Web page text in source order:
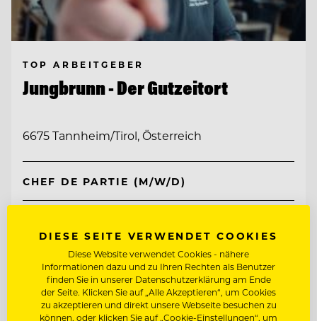
TOP ARBEITGEBER
Jungbrunn - Der Gutzeitort
6675 Tannheim/Tirol, Österreich
CHEF DE PARTIE (M/W/D)
Entdecke alle Jobs
DIESE SEITE VERWENDET COOKIES
Diese Website verwendet Cookies - nähere
Informationen dazu und zu Ihren Rechten als Benutzer
finden Sie in unserer Datenschutzerklärung am Ende
der Seite. Klicken Sie auf „Alle Akzeptieren“, um Cookies
zu akzeptieren und direkt unsere Webseite besuchen zu
können, oder klicken Sie auf „Cookie-Einstellungen“, um